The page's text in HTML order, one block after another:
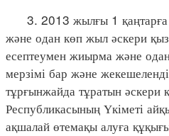
3. 2013 жылғы 1 қаңтарға
және одан көп жыл әскери
есептеумен жиырма және
мерзімі бар және
тұрғынжайда тұратын әскери
Республикасының Үкіметі
ақшалай өтемақы алуға